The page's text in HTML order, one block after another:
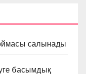
салынады
басымдық